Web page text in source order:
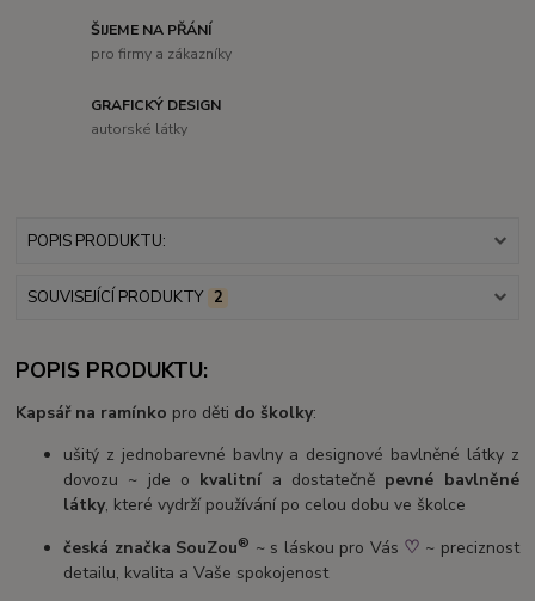
ŠIJEME NA PŘÁNÍ
pro firmy a zákazníky
GRAFICKÝ DESIGN
autorské látky
POPIS PRODUKTU:
SOUVISEJÍCÍ PRODUKTY 2
POPIS PRODUKTU:
Kapsář na ramínko pro děti do školky:
ušitý z jednobarevné bavlny a designové bavlněné látky z
dovozu ~ jde o kvalitní a dostatečně pevné bavlněné
látky, které vydrží používání po celou dobu ve školce
česká značka SouZou® ~ s láskou pro Vás ♡ ~ preciznost
detailu, kvalita a Vaše spokojenost